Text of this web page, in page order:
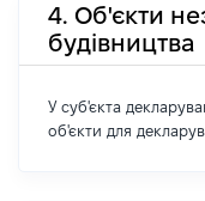
4. Об'єкти
будівництва
У суб'єкта
об'єкти для